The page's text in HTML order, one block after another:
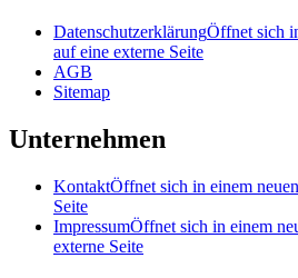
DatenschutzerklärungÖffnet sich
auf eine externe Seite
AGB
Sitemap
Unternehmen
KontaktÖffnet sich in einem
Seite
ImpressumÖffnet sich in einem
externe Seite